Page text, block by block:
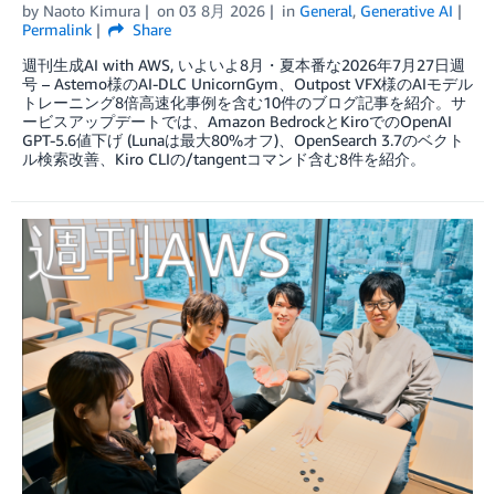
by Naoto Kimura on 03 8月 2026 in General, Generative AI
Permalink
Share
週刊生成AI with AWS, いよいよ8月・夏本番な2026年7月27日週
号 – Astemo様のAI-DLC UnicornGym、Outpost VFX様のAIモデル
トレーニング8倍高速化事例を含む10件のブログ記事を紹介。サ
ービスアップデートでは、Amazon BedrockとKiroでのOpenAI
GPT-5.6値下げ (Lunaは最大80%オフ)、OpenSearch 3.7のベクト
ル検索改善、Kiro CLIの/tangentコマンド含む8件を紹介。